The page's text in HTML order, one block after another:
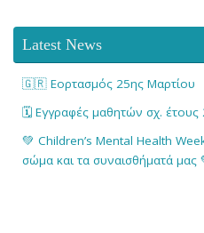
Latest News
🇬🇷 Εορτασμός 25ης Μαρτίου
🗓️ Εγγραφές μαθητών σχ. έτους
💚 Children’s Mental Health
σώμα και τα συναισθήματά μας